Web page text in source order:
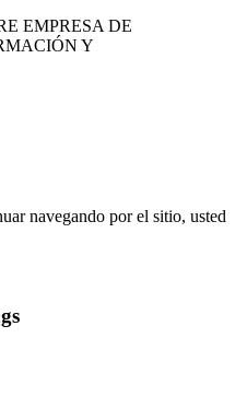
EMPRESA DE
Y
navegando por el sitio, usted